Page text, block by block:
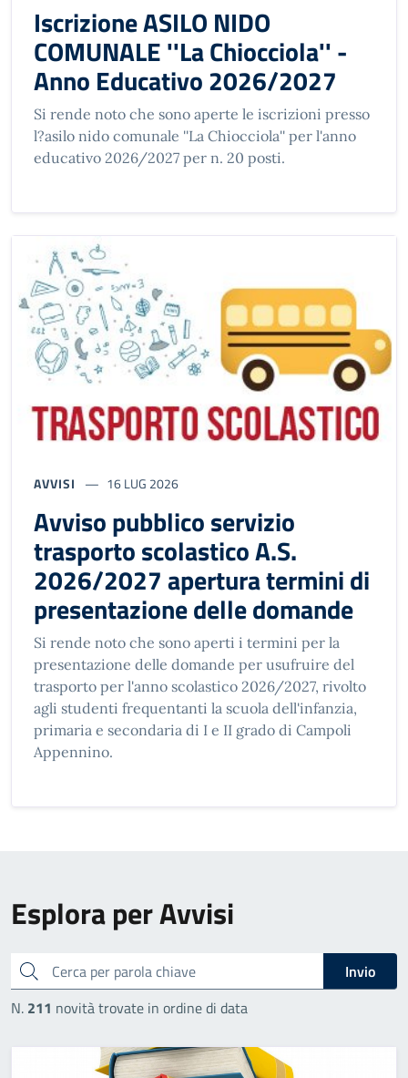
Iscrizione ASILO NIDO
COMUNALE ''La Chiocciola'' -
Anno Educativo 2026/2027
Si rende noto che sono aperte le iscrizioni presso
l?asilo nido comunale ''La Chiocciola'' per l'anno
educativo 2026/2027 per n. 20 posti.
AVVISI 16 LUG 2026
Avviso pubblico servizio
trasporto scolastico A.S.
2026/2027 apertura termini di
presentazione delle domande
Si rende noto che sono aperti i termini per la
presentazione delle domande per usufruire del
trasporto per l'anno scolastico 2026/2027, rivolto
agli studenti frequentanti la scuola dell'infanzia,
primaria e secondaria di I e II grado di Campoli
Appennino.
Esplora per Avvisi
cerca
Invio
N. 211 novità trovate in ordine di data